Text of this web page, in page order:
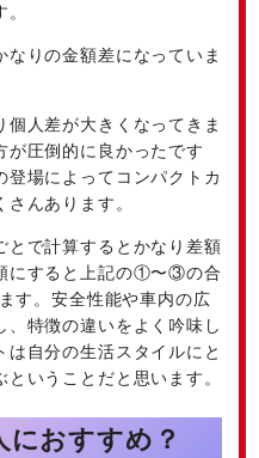
りの金額差になっていま
人差が大きくなってきま
が圧倒的に良かったです
場によってコンパクトカ
んあります。
とで計算するとかなり差額
にすると上記の①〜③の合
す。安全性能や車内の広
、特徴の違いをよく吟味し
自分の生活スタイルにと
いうことだと思います。
におすすめ？